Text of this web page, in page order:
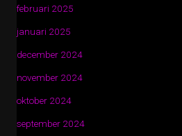
februari 2025
januari 2025
december 2024
november 2024
oktober 2024
september 2024